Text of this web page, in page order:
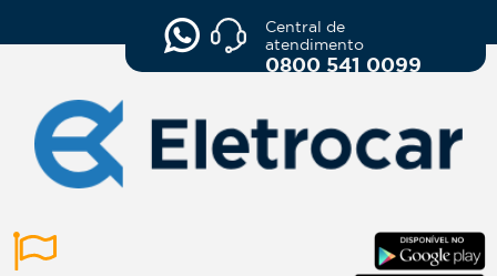
Central de
atendimento
0800 541 0099